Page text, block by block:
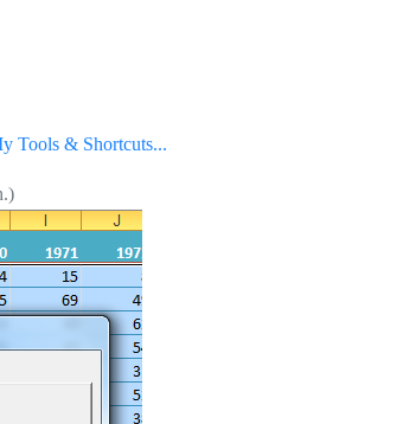
Tools & Shortcuts...